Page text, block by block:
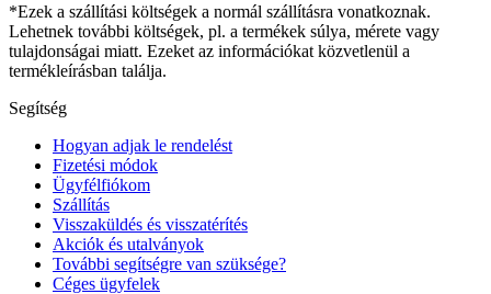
*Ezek a szállítási költségek a normál szállításra vonatkoznak.
Lehetnek további költségek, pl. a termékek súlya, mérete vagy
tulajdonságai miatt. Ezeket az információkat közvetlenül a
termékleírásban találja.
Segítség
Hogyan adjak le rendelést
Fizetési módok
Ügyfélfiókom
Szállítás
Visszaküldés és visszatérítés
Akciók és utalványok
További segítségre van szüksége?
Céges ügyfelek